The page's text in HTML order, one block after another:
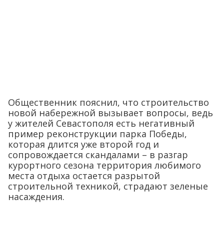
Общественник пояснил, что строительство
новой набережной вызывает вопросы, ведь
у жителей Севастополя есть негативный
пример реконструкции парка Победы,
которая длится уже второй год и
сопровождается скандалами – в разгар
курортного сезона территория любимого
места отдыха остается разрытой
строительной техникой, страдают зеленые
насаждения.